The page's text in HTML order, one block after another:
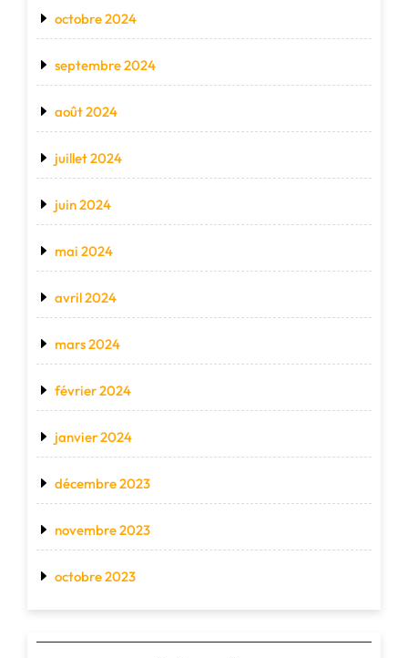
octobre 2024
septembre 2024
août 2024
juillet 2024
juin 2024
mai 2024
avril 2024
mars 2024
février 2024
janvier 2024
décembre 2023
novembre 2023
octobre 2023